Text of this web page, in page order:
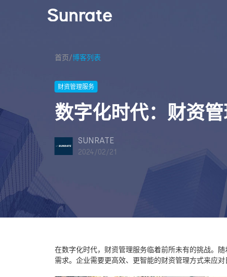
首页/博客列表
财资管理服务
数字化时代：财资
SUNRATE
2024/02/21
在数字化时代， 财资管理服务临着前所未有的挑战。
需求。企业需要更高效、更智能的财资管理方式来应